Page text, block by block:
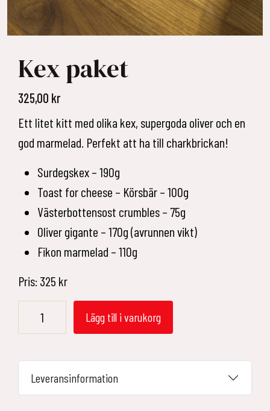
Kex paket
325,00 kr
Ett litet kitt med olika kex, supergoda oliver och en
god marmelad. Perfekt att ha till charkbrickan!
Surdegskex – 190g
Toast for cheese – Körsbär – 100g
Västerbottensost crumbles – 75g
Oliver gigante – 170g (avrunnen vikt)
Fikon marmelad – 110g
Pris: 325 kr
paket
Lägg till i varukorg
Leveransinformation